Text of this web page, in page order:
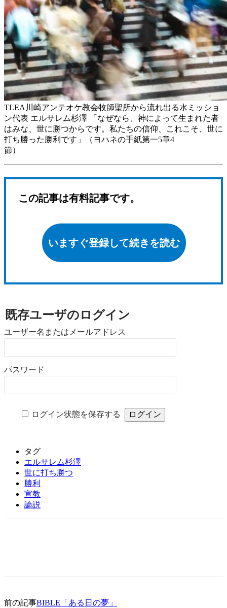
TLEA川崎アンテオケ教会牧師聖所から流れ出る水ミッショ
ン代表 エルサレム杉澤 「なぜなら、神によって生まれた者
はみな、世に勝つからです。私たちの信仰、これこそ、世に
打ち勝った勝利です」（ヨハネの手紙第一5章4
節）
この記事は有料記事です。
いますぐ登録して続きを読む
既存ユーザのログイン
ユーザー名またはメールアドレス
パスワード
ログイン状態を保存する
タグ
エルサレム杉澤
世に打ち勝つ
勝利
宣教
論説
前の記事BIBLE「ある日の夢」